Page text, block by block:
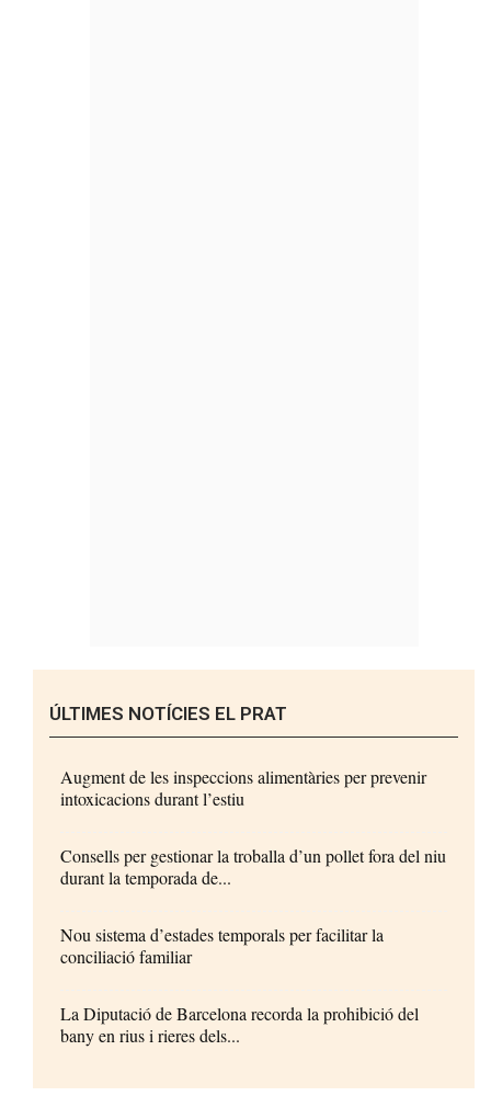
ÚLTIMES NOTÍCIES EL PRAT
Augment de les inspeccions alimentàries per prevenir
intoxicacions durant l’estiu
Consells per gestionar la troballa d’un pollet fora del niu
durant la temporada de...
Nou sistema d’estades temporals per facilitar la
conciliació familiar
La Diputació de Barcelona recorda la prohibició del
bany en rius i rieres dels...